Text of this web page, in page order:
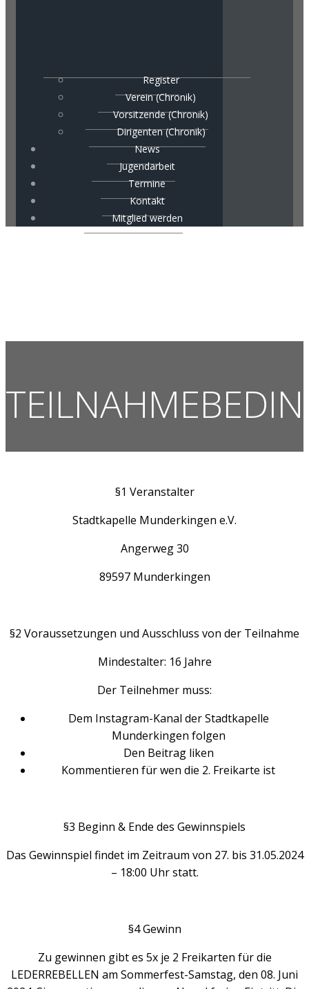
Register
Verein (Chronik)
Vorsitzende (Chronik)
Dirigenten (Chronik)
News
Jugendarbeit
Termine
Kontakt
Mitglied werden
§1 Veranstalter
Stadtkapelle Munderkingen e.V.
Angerweg 30
89597 Munderkingen
§2 Voraussetzungen und Ausschluss von der Teilnahme
Mindestalter: 16 Jahre
Der Teilnehmer muss:
Dem Instagram-Kanal der Stadtkapelle
Munderkingen folgen
Den Beitrag liken
Kommentieren für wen die 2. Freikarte ist
§3 Beginn & Ende des Gewinnspiels
Das Gewinnspiel findet im Zeitraum von 27. bis 31.05.2024
– 18:00 Uhr statt.
§4 Gewinn
Zu gewinnen gibt es 5x je 2 Freikarten für die
LEDERREBELLEN am Sommerfest-Samstag, den 08. Juni